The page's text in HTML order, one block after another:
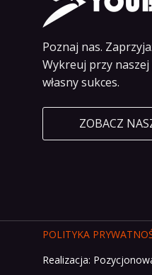
Poznaj nas.
Wykreuj przy
własny sukces.
ZOBACZ
POLITYKA
Realizacja: